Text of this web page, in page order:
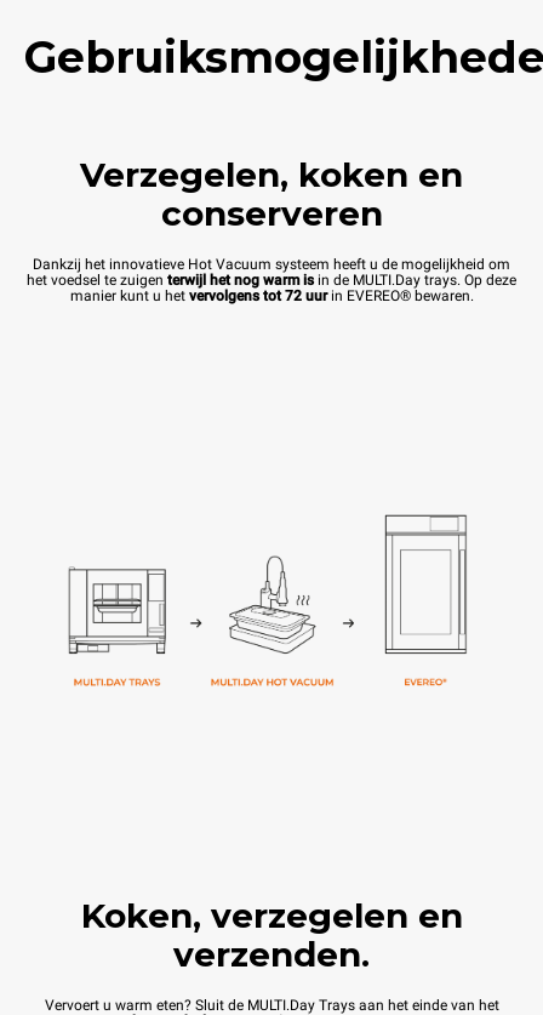
Verzegelen, koken en
conserveren
Dankzij het innovatieve Hot Vacuum systeem heeft u de mogelijkheid om
het voedsel te zuigen terwijl het nog warm isin de MULTI.Day trays. Op deze
manier kunt u hetvervolgens tot 72 uurin EVEREO® bewaren.
Koken, verzegelen en
verzenden.
Vervoert u warm eten? Sluit de MULTI.Day Trays aan het einde van het